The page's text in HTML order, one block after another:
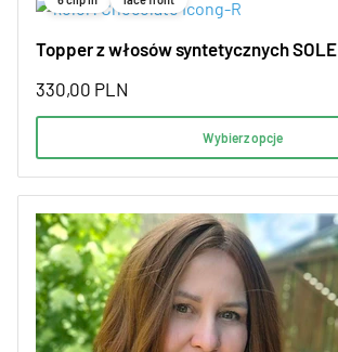
Topper z włosów syntetycznych SOLE
330,00 PLN
Wybierz opcje